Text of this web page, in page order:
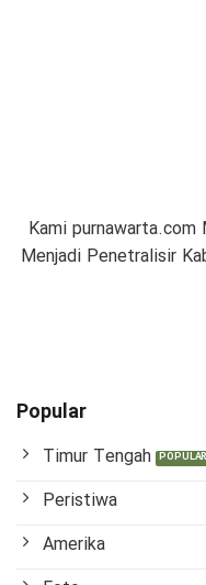
Kami
Menjadi Penetralisir
Popular
Timur Tengah
Peristiwa
Amerika